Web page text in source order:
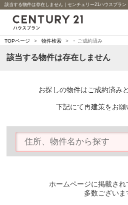
該当する物件は存在しません｜センチュリー21ハウスプラン
TOPページ > 物件検索 > - ご成約済み
該当する物件は存在しません
お探しの物件はご成約済み
下記にて再建策をお願
ホームページに掲載され
多数ございま